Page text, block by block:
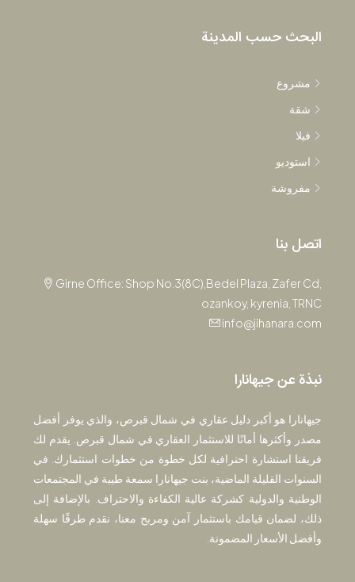
البحث حسب المدينة
مشروع
شقة
فيلا
استوديو
مفروشة
اتصل بنا
Girne Office: Shop No.3(8C),Bedel Plaza, Zafer Cd,
ozankoy, kyrenia, TRNC
info@jihanara.com
نبذة عن جيهانارا
جيهانارا هو أكبر دليل عقاري في شمال قبرص، والذي يوفر أفضل
مصدر وأكثرها أمانًا للاستثمار العقاري في شمال قبرص. يقدم لك
فريقنا استشارة احترافية لكل خطوة من خطوات استثمارك. في
السنوات القليلة الماضية، بنت جيهانارا سمعة طيبة في المجتمعات
الوطنية والدولية كشركة عالية الكفاءة والاحتراف. بالإضافة إلى
ذلك، لضمان قيامك باستثمار آمن ومربح معنا، نقدم طرقًا سهلة
وأفضل الأسعار المضمونة.